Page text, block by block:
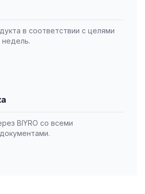
в соответствии с целями
недель.
BIYRO со всеми